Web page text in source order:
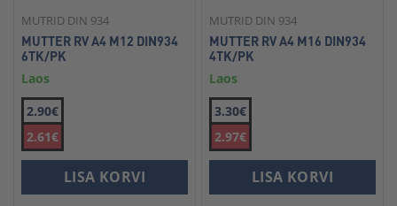
MUTRID DIN 934
MUTTER RV A4 M12 DIN934
6TK/PK
Laos
2.90€
2.61€
LISA KORVI
MUTRID DIN 934
MUTTER RV A4 M16 DIN934
4TK/PK
Laos
3.30€
2.97€
LISA KORVI